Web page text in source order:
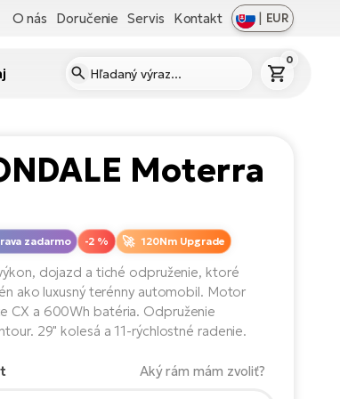
O nás Doručenie Servis Kontakt | EUR
0
Moterra
-2 % 120Nm Upgrade
zadarmo
dojazd a tiché odpruženie, ktoré
ako luxusný terénny automobil. Motor
CX a 600Wh batéria. Odpruženie
29" kolesá a 11-rýchlostné radenie.
Aký rám mám zvoliť?